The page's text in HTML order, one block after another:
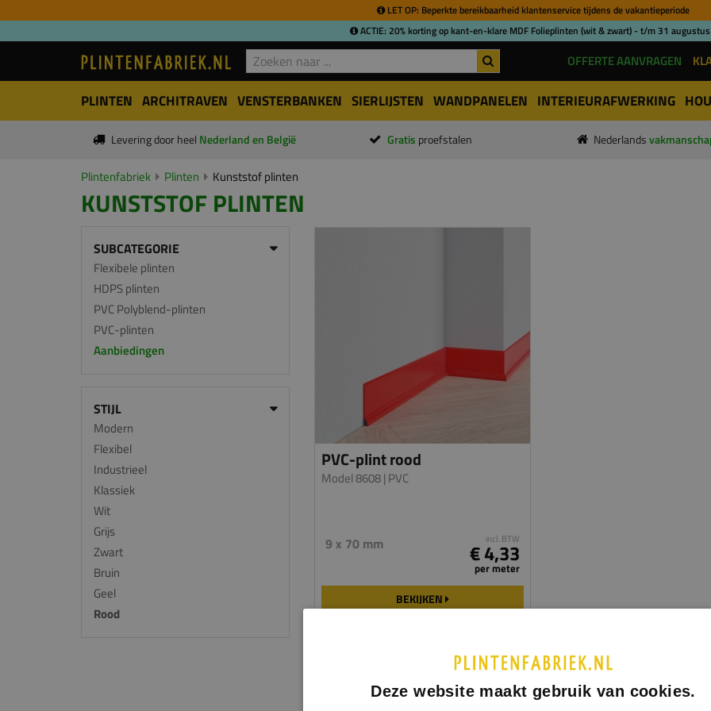
LET OP: Beperkte bereikbaarheid klantenservice tijdens de vakantieperiode
ACTIE: 20% korting op kant-en-klare MDF Folieplinten (wit & zwart) - t/m 31
OFFERTE AANVRAGEN
PLINTEN ARCHITRAVEN VENSTERBANKEN SIERLIJSTEN WANDPANELEN INTERIEURAFWERKING
Levering door heel Nederland en België Gratis proefstalen Nederlands
Plintenfabriek Plinten Kunststof plinten
KUNSTSTOF PLINTEN
SUBCATEGORIE
Flexibele plinten
HDPS plinten
PVC Polyblend-plinten
PVC-plinten
Aanbiedingen
STIJL
Modern
Flexibel
Industrieel
Klassiek
Wit
Grijs
Zwart
Bruin
Geel
Rood
PVC-plint rood
Model 8608| PVC
9 x 70 mm incl. BTW
€ 4,33
per meter
BEKIJKEN
Deze website maakt gebruik van cookies.